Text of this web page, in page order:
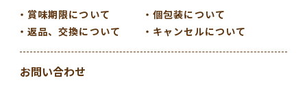
賞味期限について
個包装について
返品、交換について
キャンセルについて
お問い合わせ